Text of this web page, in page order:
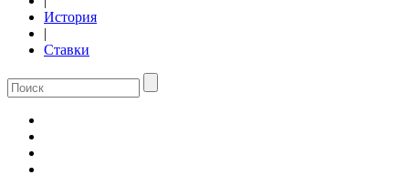
История
|
Ставки